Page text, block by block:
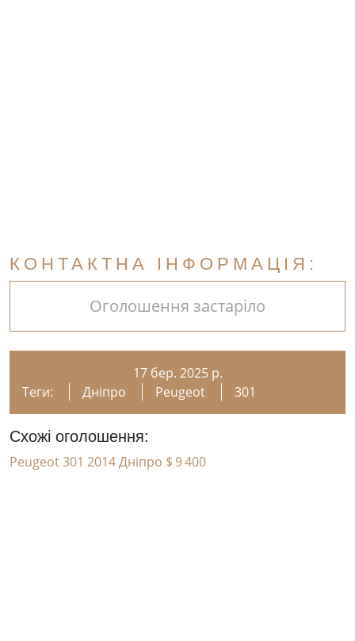
КОНТАКТНА ІНФОРМАЦІЯ:
Оголошення застаріло
17 бер. 2025 р.
Теги:
Дніпро Peugeot 301
Схожі оголошення:
Peugeot 301 2014 Дніпро $ 9 400